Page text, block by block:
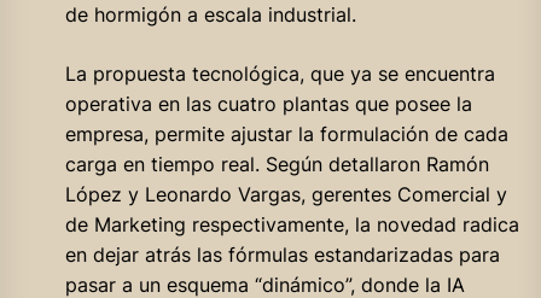
de hormigón a escala industrial.
La propuesta tecnológica, que ya se encuentra
operativa en las cuatro plantas que posee la
empresa, permite ajustar la formulación de cada
carga en tiempo real. Según detallaron Ramón
López y Leonardo Vargas, gerentes Comercial y
de Marketing respectivamente, la novedad radica
en dejar atrás las fórmulas estandarizadas para
pasar a un esquema “dinámico”, donde la IA